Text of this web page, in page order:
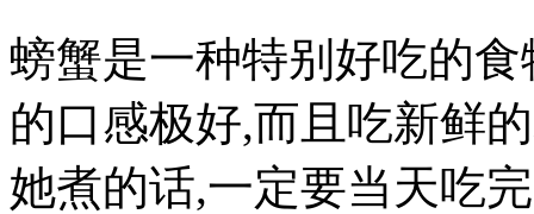
螃蟹是一种特别好吃的
的口感极好,而且吃新鲜
她煮的话,一定要当天吃